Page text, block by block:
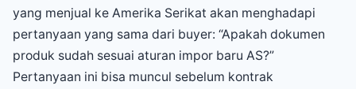
yang menjual ke Amerika Serikat akan menghadapi
pertanyaan yang sama dari buyer: “Apakah dokumen
produk sudah sesuai aturan impor baru AS?”
Pertanyaan ini bisa muncul sebelum kontrak